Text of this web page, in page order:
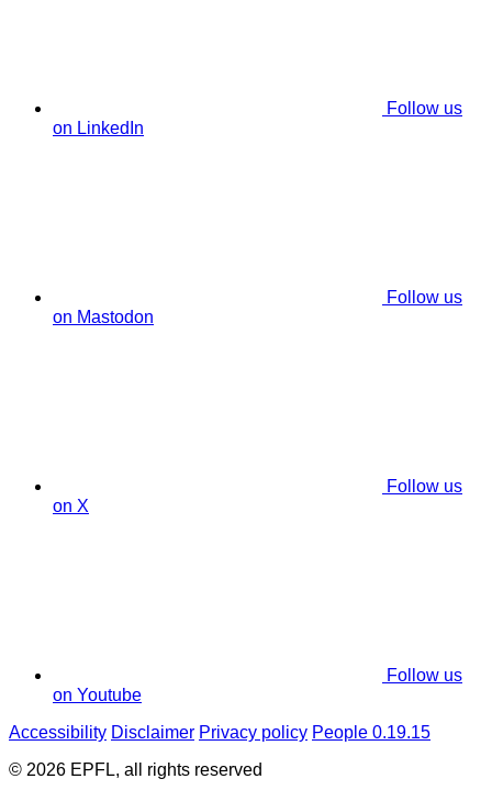
Follow us
on LinkedIn
Follow us
on Mastodon
Follow us
on X
Follow us
on Youtube
Accessibility Disclaimer Privacy policy People 0.19.15
© 2026 EPFL, all rights reserved